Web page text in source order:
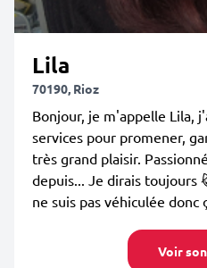
Lila
70190, Rioz
Bonjour, je m'appelle Lila,
services pour promener,
très grand plaisir.
depuis... Je dirais toujours
ne suis pas véhiculée donc
Voir